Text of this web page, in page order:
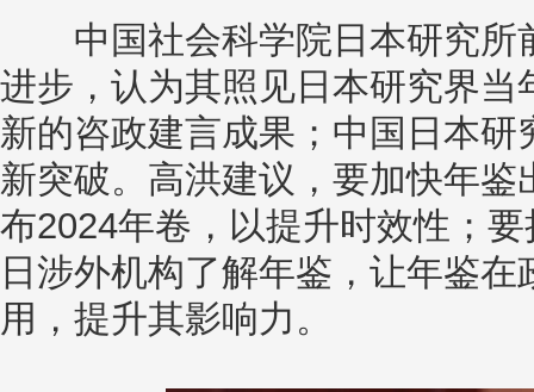
中国社会科学院日本研究所
进步，认为其照见日本研究界
新的咨政建言成果；中国日本
新突破。高洪建议，要加快年
布2024年卷，以提升时效性；
日涉外机构了解年鉴，让年鉴
用，提升其影响力。